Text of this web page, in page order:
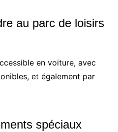
au parc de loisirs
en voiture, avec
et également par
spéciaux